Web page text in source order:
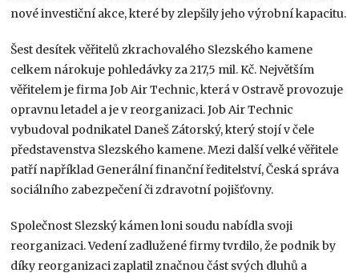
nové investiční akce, které by zlepšily jeho výrobní kapacitu.
Šest desítek věřitelů zkrachovalého Slezského kamene
celkem nárokuje pohledávky za 217,5 mil. Kč. Největším
věřitelem je firma Job Air Technic, která v Ostravě provozuje
opravnu letadel a je v reorganizaci. Job Air Technic
vybudoval podnikatel Daneš Zátorský, který stojí v čele
představenstva Slezského kamene. Mezi další velké věřitele
patří například Generální finanční ředitelství, Česká správa
sociálního zabezpečení či zdravotní pojišťovny.
Společnost Slezský kámen loni soudu nabídla svoji
reorganizaci. Vedení zadlužené firmy tvrdilo, že podnik by
díky reorganizaci zaplatil značnou část svých dluhů a